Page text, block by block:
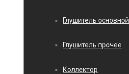
Глушитель основной
Глушитель прочее
Коллектор